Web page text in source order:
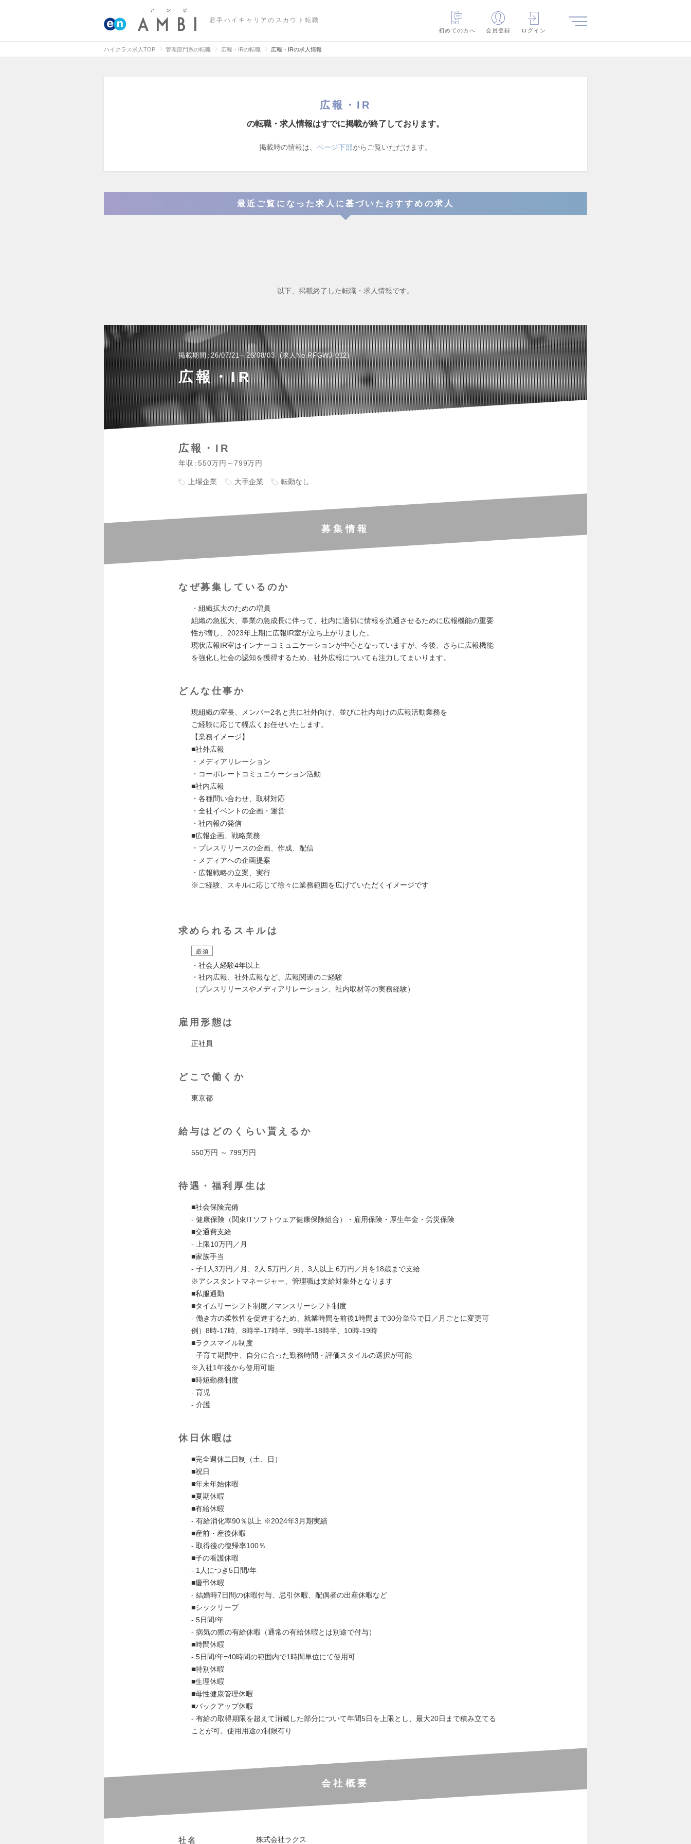
若手ハイキャリアのスカウト転職
初めての方へ
会員登録 ログイン
ハイクラス求人TOP 管理部門系の転職 広報・IRの転職 広報・IRの求人情報
広報・IR
の転職・求人情報はすでに掲載が終了しております。
掲載時の情報は、 ページ下部からご覧いただけます。
最近ご覧になった求人に基づいたおすすめの求人
以下、掲載終了した転職・求人情報です。
掲載期間 26/07/21～26/08/03 求人No.RFGWJ-012
広報・IR
広報・IR
年収 550万円～799万円
上場企業 大手企業 転勤なし
募集情報
なぜ募集しているのか
・組織拡大のための増員
組織の急拡大、事業の急成長に伴って、社内に適切に情報を流通させるために広報機能の重要
性が増し、2023年上期に広報IR室が立ち上がりました。
現状広報IR室はインナーコミュニケーションが中心となっていますが、今後、さらに広報機能
を強化し社会の認知を獲得するため、社外広報についても注力してまいります。
どんな仕事か
現組織の室長、メンバー2名と共に社外向け、並びに社内向けの広報活動業務を
ご経験に応じて幅広くお任せいたします。
【業務イメージ】
■社外広報
・メディアリレーション
・コーポレートコミュニケーション活動
■社内広報
・各種問い合わせ、取材対応
・全社イベントの企画・運営
・社内報の発信
■広報企画、戦略業務
・プレスリリースの企画、作成、配信
・メディアへの企画提案
・広報戦略の立案、実行
※ご経験、スキルに応じて徐々に業務範囲を広げていただくイメージです
求められるスキルは
必須
・社会人経験4年以上
・社内広報、社外広報など、広報関連のご経験
（プレスリリースやメディアリレーション、社内取材等の実務経験）
雇用形態は
正社員
どこで働くか
東京都
給与はどのくらい貰えるか
550万円 ～ 799万円
待遇・福利厚生は
■社会保険完備
- 健康保険（関東ITソフトウェア健康保険組合）・雇用保険・厚生年金・労災保険
■交通費支給
- 上限10万円／月
■家族手当
- 子1人3万円／月、2人 5万円／月、3人以上 6万円／月を18歳まで支給
※アシスタントマネージャー、管理職は支給対象外となります
■私服通勤
■タイムリーシフト制度／マンスリーシフト制度
- 働き方の柔軟性を促進するため、就業時間を前後1時間まで30分単位で日／月ごとに変更可
例）8時-17時、8時半-17時半、9時半-18時半、10時-19時
■ラクスマイル制度
- 子育て期間中、自分に合った勤務時間・評価スタイルの選択が可能
※入社1年後から使用可能
■時短勤務制度
- 育児
- 介護
休日休暇は
■完全週休二日制（土、日）
■祝日
■年末年始休暇
■夏期休暇
■有給休暇
- 有給消化率90％以上 ※2024年3月期実績
■産前・産後休暇
- 取得後の復帰率100％
■子の看護休暇
- 1人につき5日間/年
■慶弔休暇
- 結婚時7日間の休暇付与、忌引休暇、配偶者の出産休暇など
■シックリーブ
- 5日間/年
- 病気の際の有給休暇（通常の有給休暇とは別途で付与）
■時間休暇
- 5日間/年=40時間の範囲内で1時間単位にて使用可
■特別休暇
■生理休暇
■母性健康管理休暇
■バックアップ休暇
- 有給の取得期限を超えて消滅した部分について年間5日を上限とし、最大20日まで積み立てる
ことが可。使用用途の制限有り
会社概要
社名 株式会社ラクス